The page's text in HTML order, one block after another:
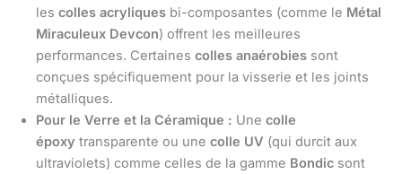
les colles acryliques bi-composantes (comme le Métal
Miraculeux Devcon) offrent les meilleures
performances. Certaines colles anaérobies sont
conçues spécifiquement pour la visserie et les joints
métalliques.
Pour le Verre et la Céramique : Une colle
époxy transparente ou une colle UV (qui durcit aux
ultraviolets) comme celles de la gamme Bondic sont